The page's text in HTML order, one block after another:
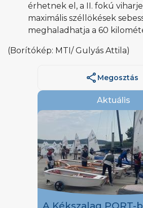
érhetnek el, a II. fokú
maximális széllökések
meghaladhatja a 60
(Borítókép: MTI/ Gulyás Attila)
share Megosztás
Aktuális